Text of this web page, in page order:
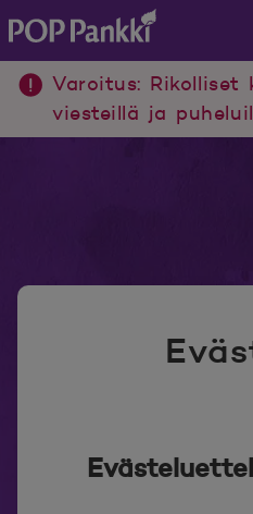
POP Pankki, etusivulle
Varoitus: Rikolliset
viesteillä ja